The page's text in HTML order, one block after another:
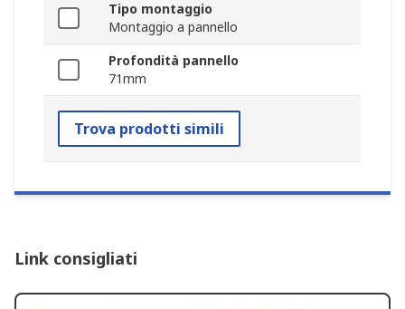
Tipo montaggio
Montaggio a pannello
Profondità pannello
71mm
Trova prodotti simili
Link consigliati